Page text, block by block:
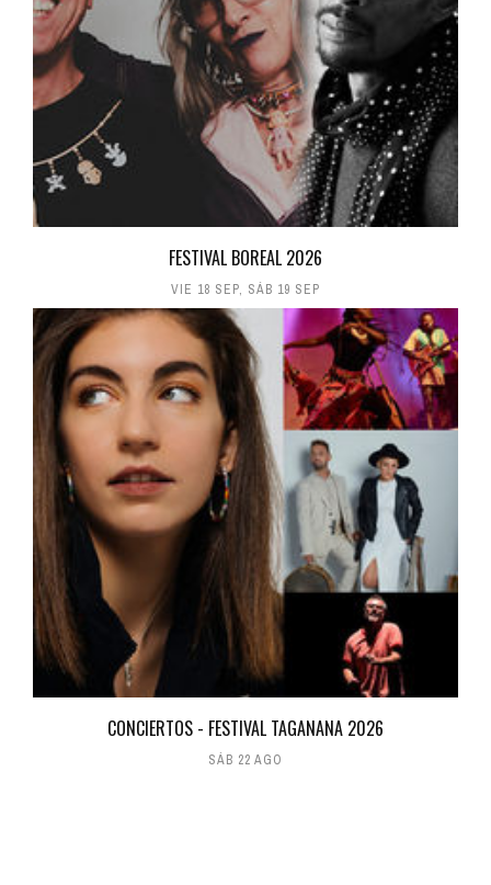
FESTIVAL BOREAL 2026
VIE 18 SEP, SÁB 19 SEP
CONCIERTOS - FESTIVAL TAGANANA 2026
SÁB 22 AGO